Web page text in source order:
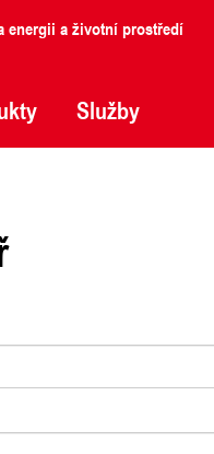
energii a životní prostředí
Služby